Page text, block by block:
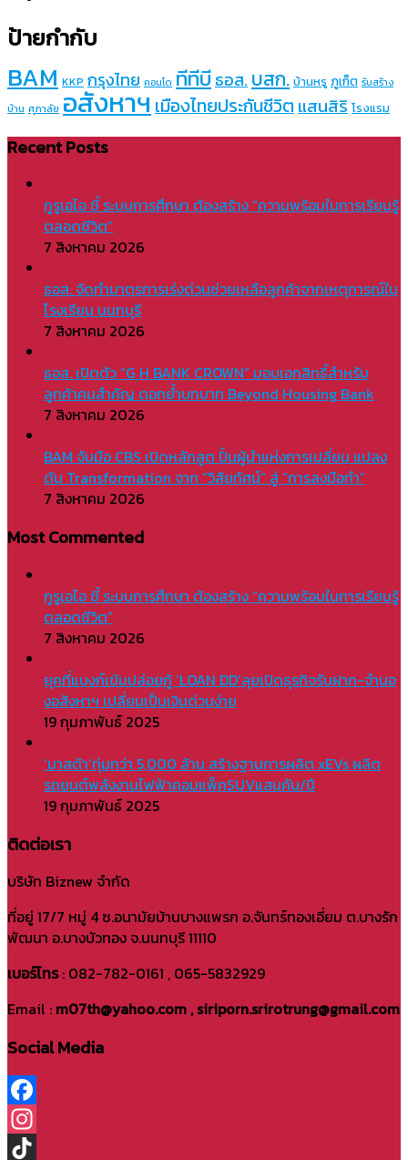
ป้ายกำกับ
BAM KKP กรุงไทย คอนโด ทีทีบีธอส. บสก. บ้านหรู ภูเก็ต รับสร้าง
บ้าน ศุภาลัย อสังหาฯเมืองไทยประกันชีวิต แสนสิริ โรงแรม
Recent Posts
กูรูเอไอ ชี้ ระบบการศึกษา ต้องสร้าง “ความพร้อมในการเรียนรู้
ตลอดชีวิต”
7 สิงหาคม 2026
ธอส. จัดทำมาตรการเร่งด่วนช่วยเหลือลูกค้าจากเหตุการณ์ใน
โรงเรียน นนทบุรี
7 สิงหาคม 2026
ธอส. เปิดตัว “G H BANK CROWN” มอบเอกสิทธิ์สำหรับ
ลูกค้าคนสำคัญ ตอกย้ำบทบาท Beyond Housing Bank
7 สิงหาคม 2026
BAM จับมือ CBS เปิดหลักสูต ปั้นผู้นำแห่งการเปลี่ยน แปลง
ดัน Transformation จาก “วิสัยทัศน์” สู่ “การลงมือทำ”
7 สิงหาคม 2026
Most Commented
กูรูเอไอ ชี้ ระบบการศึกษา ต้องสร้าง “ความพร้อมในการเรียนรู้
ตลอดชีวิต”
7 สิงหาคม 2026
ยุคที่แบงก์เข้มปล่อยกู้ ‘LOAN DD’ลุยเปิดธุรกิจรับฝาก-จำนอ
งอสังหาฯ เปลี่ยนเป็นเงินด่วนง่าย
19 กุมภาพันธ์ 2025
‘มาสด้า’ทุ่มกว่า 5,000 ล้าน สร้างฐานการผลิต xEVs ผลิต
รถยนต์พลังงานไฟฟ้าคอมแพ็คSUVแสนคัน/ปี
19 กุมภาพันธ์ 2025
ติดต่อเรา
บริษัท Biznew จำกัด
ที่อยู่ 17/7 หมู่ 4 ซ.อนามัยบ้านบางแพรก อ.จันทร์ทองเอี่ยม ต.บางรัก
พัฒนา อ.บางบัวทอง จ.นนทบุรี 11110
เบอร์โทร: 082-782-0161 , 065-5832929
Email : m07th@yahoo.com , siriporn.srirotrung@gmail.com
Social Media
Facebook
Instagram